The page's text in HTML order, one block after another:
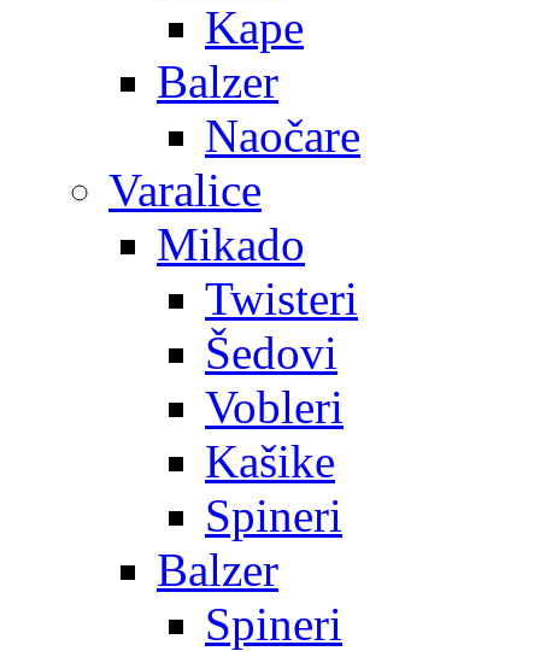
Kape
Balzer
Naočare
Varalice
Mikado
Twisteri
Šedovi
Vobleri
Kašike
Spineri
Balzer
Spineri